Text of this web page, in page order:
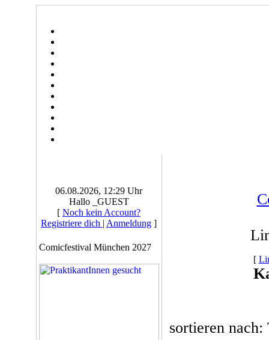
06.08.2026, 12:29 Uhr
Hallo _GUEST
[ Noch kein Account?
Registriere dich | Anmeldung ]
Comicfestival München 2027
[
sortieren